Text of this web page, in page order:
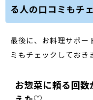
る人の口コミもチ
最後に、お料理サポー
ミもチェックしておき
お惣菜に頼る回